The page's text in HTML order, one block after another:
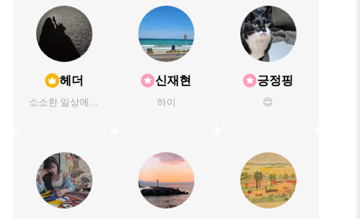
헤더
소소한 일상에서
신재현
하이
긍정핑
😊